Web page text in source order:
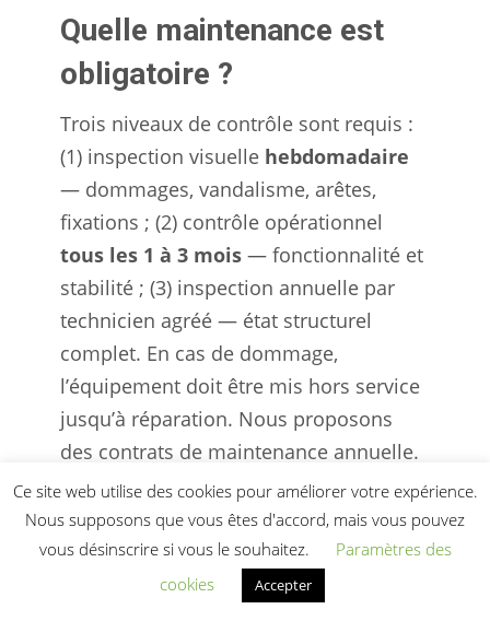
Quelle maintenance est
obligatoire ?
Trois niveaux de contrôle sont requis :
(1) inspection visuelle hebdomadaire
— dommages, vandalisme, arêtes,
fixations ; (2) contrôle opérationnel
tous les 1 à 3 mois — fonctionnalité et
stabilité ; (3) inspection annuelle par
technicien agréé — état structurel
complet. En cas de dommage,
l’équipement doit être mis hors service
jusqu’à réparation. Nous proposons
des contrats de maintenance annuelle.
Quel délai entre la
commande et la première
utilisation ?
Ce site web utilise des cookies pour améliorer votre expérience.
Nous supposons que vous êtes d'accord, mais vous pouvez
vous désinscrire si vous le souhaitez.
Paramètres des
cookies
Accepter